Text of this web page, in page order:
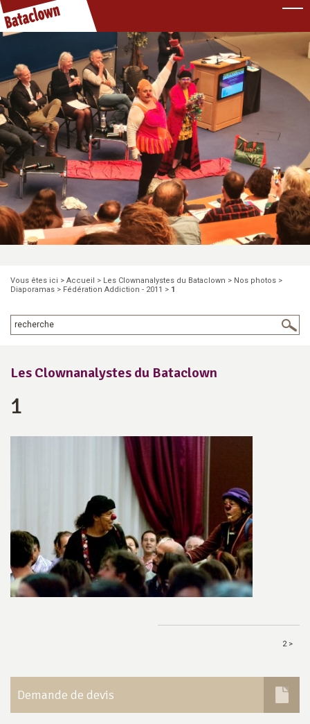
Vous êtes ici > Accueil > Les Clownanalystes du Bataclown > Nos photos >
Diaporamas > Fédération Addiction - 2011 > 1
Les Clownanalystes du Bataclown
1
2 >
Demande de devis